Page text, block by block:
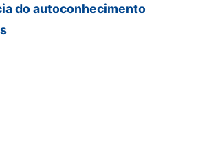
do autoconhecimento